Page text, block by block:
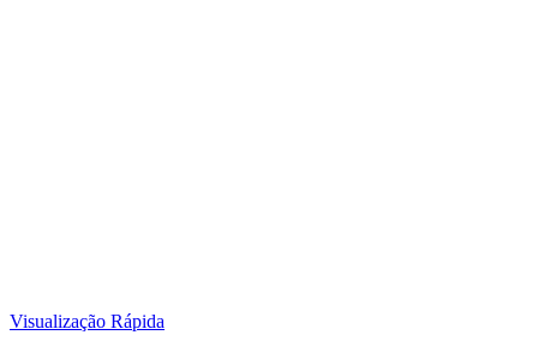
Visualização Rápida